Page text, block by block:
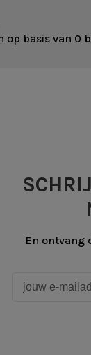
op basis van 0
En ontvang